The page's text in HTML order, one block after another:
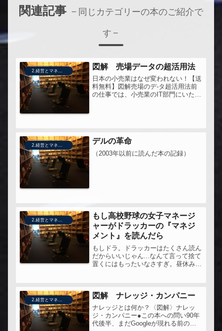
関連記事
同じカテゴリーの本のご紹介で
す
図解 売場データの超活用法
日本の小売業はなぜ変われない！【送
料無料】図解売場のデ-タ超活用法前
の仕事では、小売業のIT部門にいた。
2.経営とマネジメント デルの革命
（2003年以前に読んだ本の記録）
2.経営とマネジメント
もし高校野球の女子マネージ
ャーがドラッカーの『マネジ
メント』を読んだら
もしドラ。ドラッカーはたくさん読ん
だからいいじゃん...なんて言って捨て
置くにはもったいなさすぎ。昼休みに
んじゃなくて、これは、そもそも「...
2.経営とマネジメント 図解 ナレッジ・カンパニー
ナレッジとは何か？〈図解〉ナレッ
ジ・カンパニー●この本への問い90年
代後半、まだGoogleが現れる前の、